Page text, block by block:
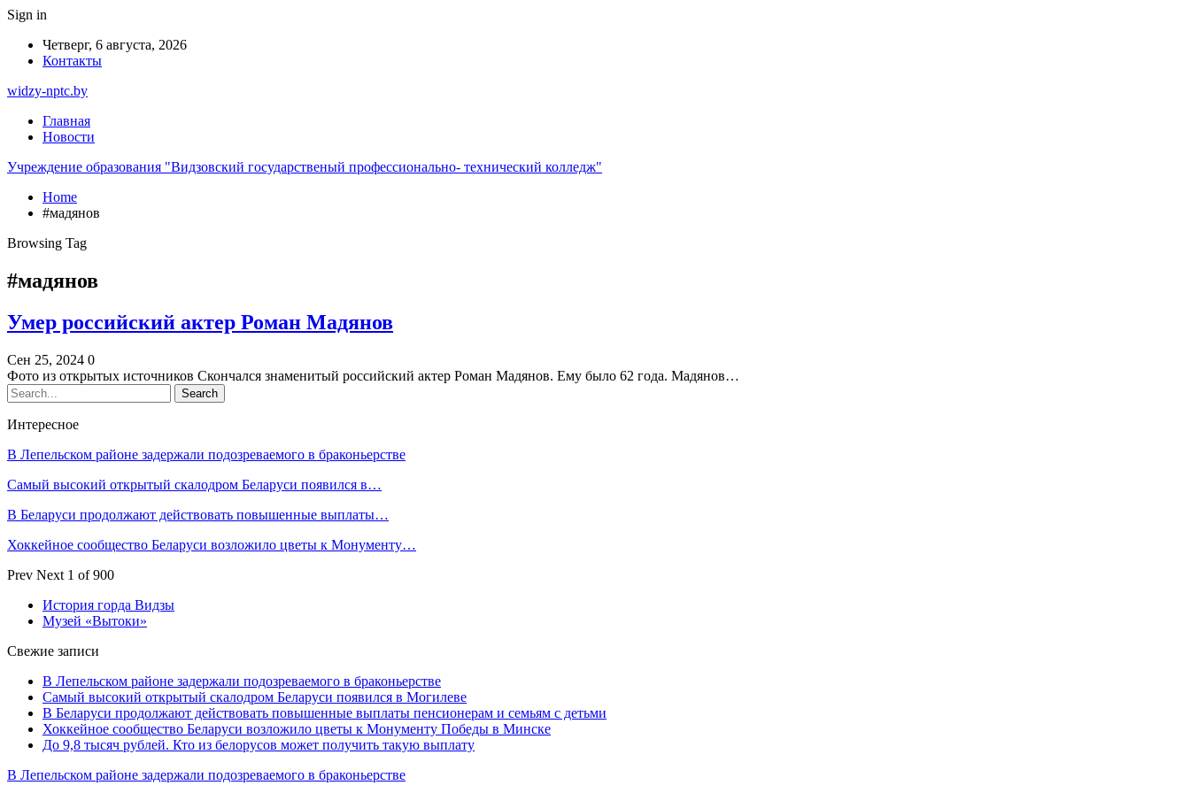
Sign in
Четверг, 6 августа, 2026
Контакты
widzy-nptc.by
Главная
Новости
Учреждение образования "Видзовский государственый профессионально- технический колледж"
Home
#мадянов
Browsing Tag
#мадянов
Умер российский актер Роман Мадянов
Сен 25, 2024 0
Фото из открытых источников Скончался знаменитый российский актер Роман Мадянов. Ему было 62 года. Мадянов…
Интересное
В Лепельском районе задержали подозреваемого в браконьерстве
Самый высокий открытый скалодром Беларуси появился в…
В Беларуси продолжают действовать повышенные выплаты…
Хоккейное сообщество Беларуси возложило цветы к Монументу…
Prev Next 1 of 900
История горда Видзы
Музей «Вытоки»
Свежие записи
В Лепельском районе задержали подозреваемого в браконьерстве
Самый высокий открытый скалодром Беларуси появился в Могилеве
В Беларуси продолжают действовать повышенные выплаты пенсионерам и семьям с детьми
Хоккейное сообщество Беларуси возложило цветы к Монументу Победы в Минске
До 9,8 тысяч рублей. Кто из белорусов может получить такую выплату
В Лепельском районе задержали подозреваемого в браконьерстве